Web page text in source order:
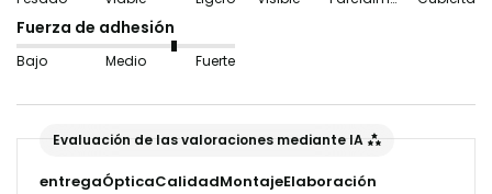
obtener resultados óptimos. Las baldosas onduladas o
las virutas de madera no son adecuadas en este caso,
aspecto del vidrio.
Antes de la aplicación, la superficie debe estar libre de
polvo y grasa.
Fuerza de adhesión
Bajo Medio Fuerte
Evaluación de las valoraciones mediante IA
entregaÓpticaCalidadMontajeElaboración